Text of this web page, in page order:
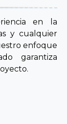
en la
y cualquier
enfoque
garantiza